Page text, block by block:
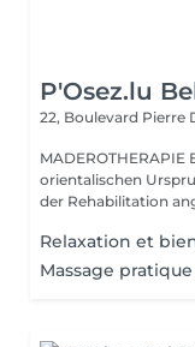
P'Osez.lu
22, Boulevard Pierre
MADEROTHERAPIE Es ist eine tausend Jahre alte Technik
orientalischen
der Rehabilitation
Relaxation et
Massage